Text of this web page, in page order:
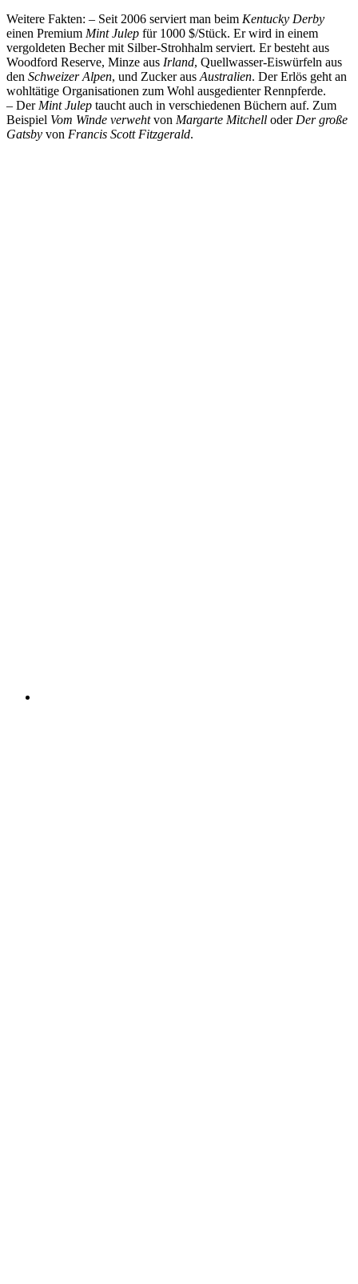
Weitere Fakten: – Seit 2006 serviert man beim Kentucky Derby
einen Premium Mint Julep für 1000 $/Stück. Er wird in einem
vergoldeten Becher mit Silber-Strohhalm serviert. Er besteht aus
Woodford Reserve, Minze aus Irland, Quellwasser-Eiswürfeln aus
den Schweizer Alpen, und Zucker aus Australien. Der Erlös geht an
wohltätige Organisationen zum Wohl ausgedienter Rennpferde.
– Der Mint Julep taucht auch in verschiedenen Büchern auf. Zum
Beispiel Vom Winde verwehtvon Margarte Mitchell oder Der große
Gatsby von Francis Scott Fitzgerald.